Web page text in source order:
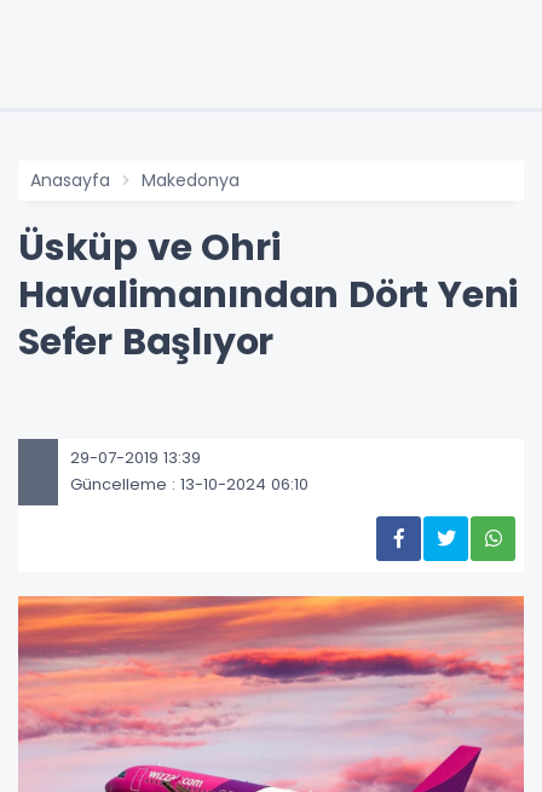
Anasayfa Makedonya
Üsküp ve Ohri
Havalimanından Dört Yeni
Sefer Başlıyor
29-07-2019 13:39
Güncelleme : 13-10-2024 06:10